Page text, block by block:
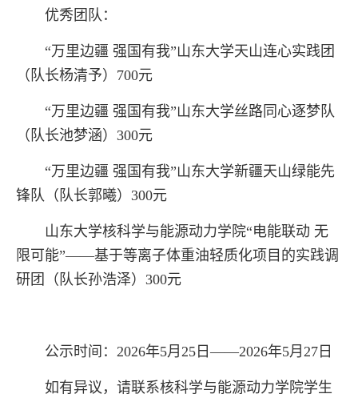
优秀团队：
“万里边疆 强国有我”山东大学天山连心实践团
（队长杨清予）700元
“万里边疆 强国有我”山东大学丝路同心逐梦队
（队长池梦涵）300元
“万里边疆 强国有我”山东大学新疆天山绿能先
锋队（队长郭曦）300元
山东大学核科学与能源动力学院“电能联动 无
限可能”——基于等离子体重油轻质化项目的实践调
研团（队长孙浩泽） 300元
公示时间：2026年5月 25 日——2026年5月 27日
如有异议，请联系核科学与能源动力学院学生